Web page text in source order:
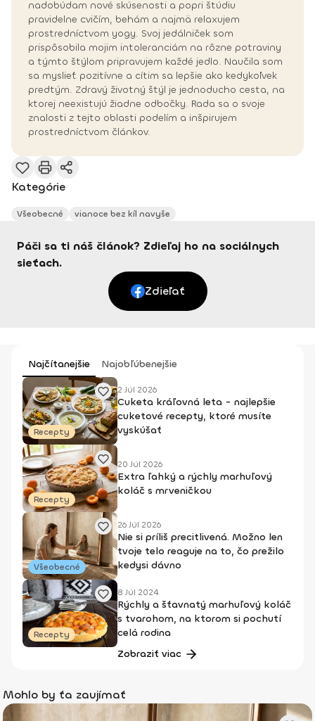
nadobúdam nové skúsenosti a popri štúdiu
pravidelne cvičím, behám a najmä relaxujem
prostredníctvom yogy. Svoj jedálniček som
prispôsobila mojim intoleranciám na rôzne potraviny
a týmto štýlom pripravujem každé jedlo. Naučila som
sa myslieť pozitívne a cítim sa lepšie ako kedykoľvek
predtým. Zdravý životný štýl je jednoducho cesta, na
ktorej neexistujú žiadne odbočky. Rada sa o svoje
znalosti z tejto oblasti podelím a inšpirujem
prostredníctvom článkov.
Kategórie
Všeobecné vianoce bez kíl navyše
Páči sa ti náš článok? Zdieľaj ho na sociálnych
sieťach.
Zdieľať
Najčítanejšie Najobľúbenejšie
Recepty
2 Júl 2026
Cuketa kráľovná leta - najlepšie
cuketové recepty, ktoré musíte
vyskúšať
Recepty
20 Júl 2026
Extra ľahký a rýchly marhuľový
koláč s mrveničkou
Všeobecné
26 Júl 2026
Nie si príliš precitlivená. Možno len
tvoje telo reaguje na to, čo prežilo
kedysi dávno
Recepty
8 Júl 2024
Rýchly a šťavnatý marhuľový koláč
s tvarohom, na ktorom si pochutí
celá rodina
Zobraziť viac
Mohlo by ťa zaujímať